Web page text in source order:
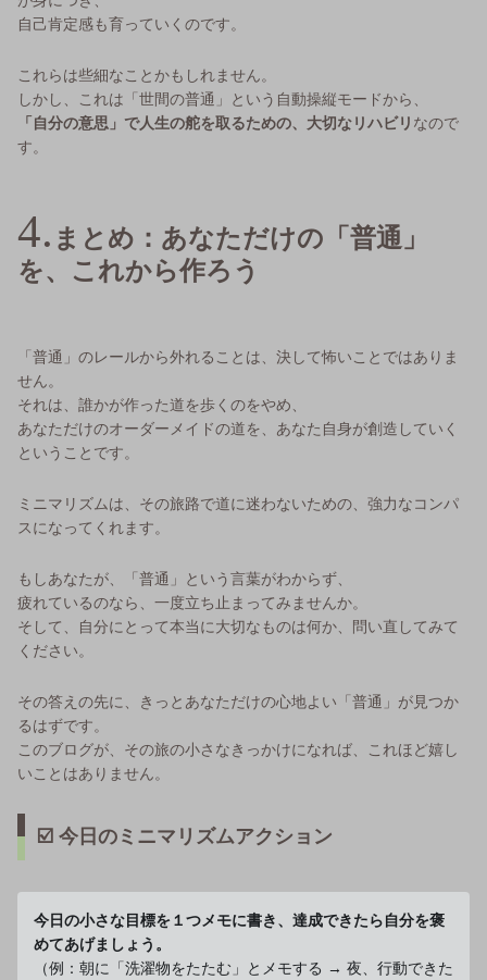
自己肯定感も育っていくのです。
これらは些細なことかもしれません。
しかし、これは「世間の普通」という自動操縦モードから、
「自分の意思」で人生の舵を取るための、 大切なリハビリ なので
す。
まとめ：あなただけの「普通」
を、これから作ろう
「普通」のレールから外れることは、決して怖いことではありま
せん。
それは、誰かが作った道を歩くのをやめ、
あなただけのオーダーメイドの道を、あなた自身が創造していく
ということです。
ミニマリズムは、その旅路で道に迷わないための、強力なコンパ
スになってくれます。
もしあなたが、「普通」という言葉がわからず、
疲れているのなら、一度立ち止まってみませんか。
そして、自分にとって本当に大切なものは何か、問い直してみて
ください。
その答えの先に、きっとあなただけの心地よい「普通」が見つか
るはずです。
このブログが、その旅の小さなきっかけになれば、これほど嬉し
いことはありません。
☑️ 今日のミニマリズムアクション
今日の小さな目標を１つメモに書き、達成できたら自分を褒
めてあげましょう。
（例：朝に「洗濯物をたたむ」とメモする → 夜、行動できた